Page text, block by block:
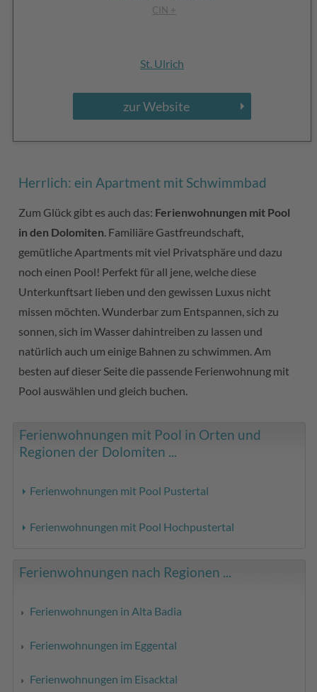
CIN +
St. Ulrich
zur Website
Herrlich: ein Apartment mit Schwimmbad
Zum Glück gibt es auch das: Ferienwohnungen mit Pool
in den Dolomiten . Familiäre Gastfreundschaft,
gemütliche Apartments mit viel Privatsphäre und dazu
noch einen Pool! Perfekt für all jene, welche diese
Unterkunftsart lieben und den gewissen Luxus nicht
missen möchten. Wunderbar zum Entspannen, sich zu
sonnen, sich im Wasser dahintreiben zu lassen und
natürlich auch um einige Bahnen zu schwimmen. Am
besten auf dieser Seite die passende Ferienwohnung mit
Pool auswählen und gleich buchen.
Ferienwohnungen mit Pool in Orten und
Regionen der Dolomiten ...
Ferienwohnungen mit Pool Pustertal
Ferienwohnungen mit Pool Hochpustertal
Ferienwohnungen nach Regionen ...
Ferienwohnungen in Alta Badia
Ferienwohnungen im Eggental
Ferienwohnungen im Eisacktal